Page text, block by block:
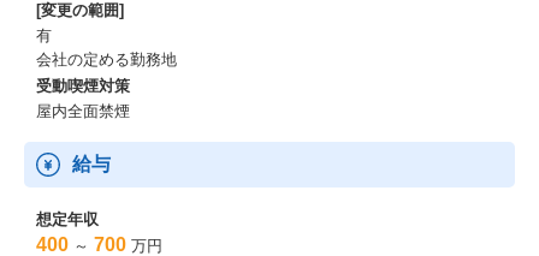
給与・待遇
月給制＋業績連動。
昇給年2回（査定あり）。
家賃補助対象エリアに居住の場合は月3万円の手当あり。
・各種社会保険完備
・固定残業制を採用し、超過分は別途支給
[変更の範囲]
有
会社の定める勤務地
受動喫煙対策
屋内全面禁煙
給与
想定年収
400 ～ 700 万円